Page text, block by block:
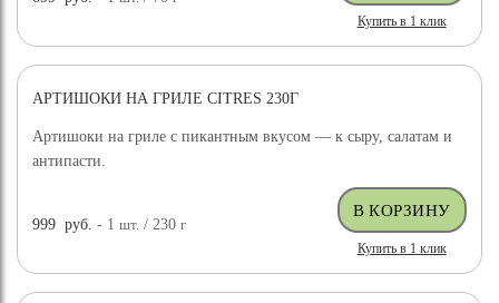
Купить в 1 клик
АРТИШОКИ НА ГРИЛЕ CITRES 230Г
Артишоки на гриле с пикантным вкусом — к сыру, салатам и
антипасти.
999 руб. - 1шт. / 230г
Купить в 1 клик